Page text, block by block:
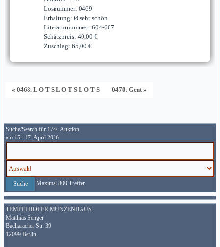
Losnummer: 0469
Erhaltung: Ø sehr schön
Literaturnummer: 604-607
Schätzpreis: 40,00 €
Zuschlag: 65,00 €
« 0468. L O T S L O T S L O T S 0470. Gent »
Suche/Search für 174/. Auktion
am 15.- 17. April 2026
Maximal 800 Treffer
TEMPELHOFER MÜNZENHAUS
Matthias Senger
Bacharacher Str. 39
12099 Berlin